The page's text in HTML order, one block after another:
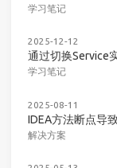
学习笔记
2025-12-12
通过切换Service
学习笔记
2025-08-11
IDEA方法断点导
解决方案